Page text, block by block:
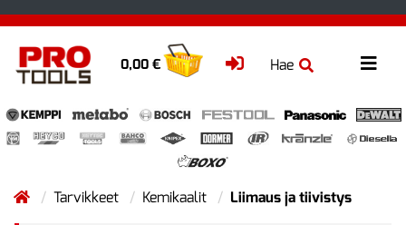
Hae
0,00 €
Tarvikkeet Kemikaalit Liimaus ja tiivistys